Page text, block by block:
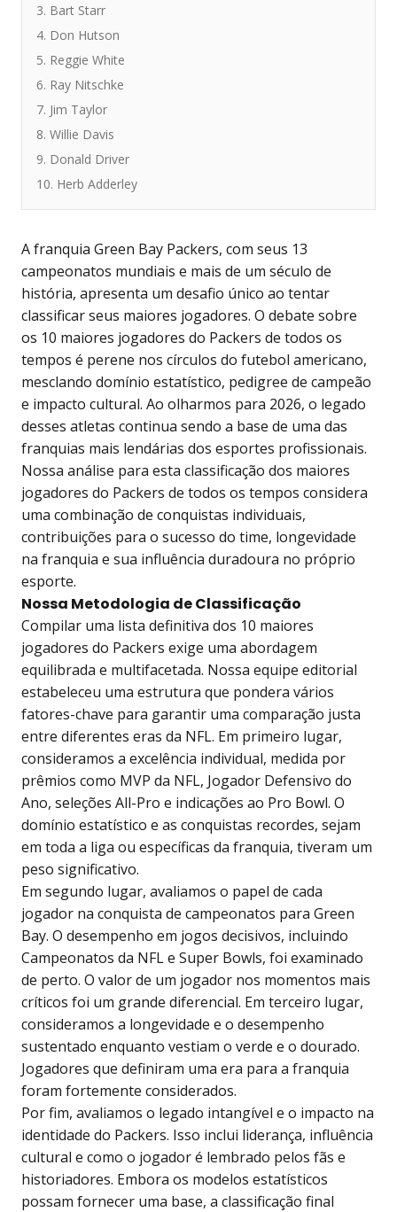
3. Bart Starr
4. Don Hutson
5. Reggie White
6. Ray Nitschke
7. Jim Taylor
8. Willie Davis
9. Donald Driver
10. Herb Adderley
A franquia Green Bay Packers, com seus 13
campeonatos mundiais e mais de um século de
história, apresenta um desafio único ao tentar
classificar seus maiores jogadores. O debate sobre
os 10 maiores jogadores do Packers de todos os
tempos é perene nos círculos do futebol americano,
mesclando domínio estatístico, pedigree de campeão
e impacto cultural. Ao olharmos para 2026, o legado
desses atletas continua sendo a base de uma das
franquias mais lendárias dos esportes profissionais.
Nossa análise para esta classificação dos maiores
jogadores do Packers de todos os tempos considera
uma combinação de conquistas individuais,
contribuições para o sucesso do time, longevidade
na franquia e sua influência duradoura no próprio
esporte.
Nossa Metodologia de Classificação
Compilar uma lista definitiva dos 10 maiores
jogadores do Packers exige uma abordagem
equilibrada e multifacetada. Nossa equipe editorial
estabeleceu uma estrutura que pondera vários
fatores-chave para garantir uma comparação justa
entre diferentes eras da NFL. Em primeiro lugar,
consideramos a excelência individual, medida por
prêmios como MVP da NFL, Jogador Defensivo do
Ano, seleções All-Pro e indicações ao Pro Bowl. O
domínio estatístico e as conquistas recordes, sejam
em toda a liga ou específicas da franquia, tiveram um
peso significativo.
Em segundo lugar, avaliamos o papel de cada
jogador na conquista de campeonatos para Green
Bay. O desempenho em jogos decisivos, incluindo
Campeonatos da NFL e Super Bowls, foi examinado
de perto. O valor de um jogador nos momentos mais
críticos foi um grande diferencial. Em terceiro lugar,
consideramos a longevidade e o desempenho
sustentado enquanto vestiam o verde e o dourado.
Jogadores que definiram uma era para a franquia
foram fortemente considerados.
Por fim, avaliamos o legado intangível e o impacto na
identidade do Packers. Isso inclui liderança, influência
cultural e como o jogador é lembrado pelos fãs e
historiadores. Embora os modelos estatísticos
possam fornecer uma base, a classificação final